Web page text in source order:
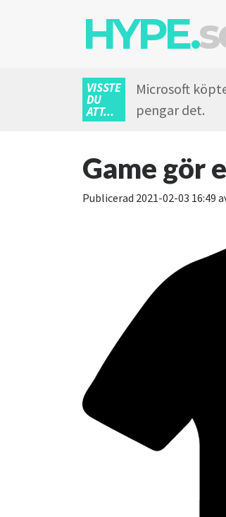
HYPE.
VISSTE
DU
ATT...
Microsoft
pengar det.
Game gör
Publicerad 2021-02-03 16:49